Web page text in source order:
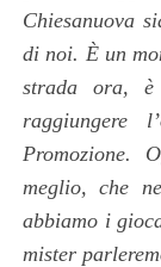
Chiesanuova
di noi. È un
strada ora,
raggiungere
Promozione.
meglio, che
abbiamo i
mister